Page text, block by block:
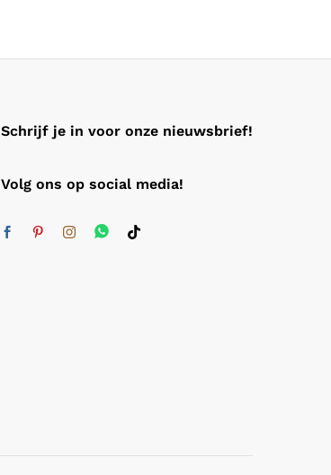
Schrijf je in voor onze nieuwsbrief!
Volg ons op social media!